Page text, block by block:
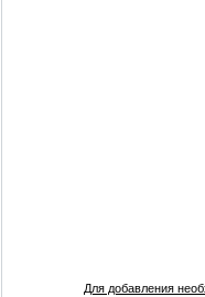
Для добавления